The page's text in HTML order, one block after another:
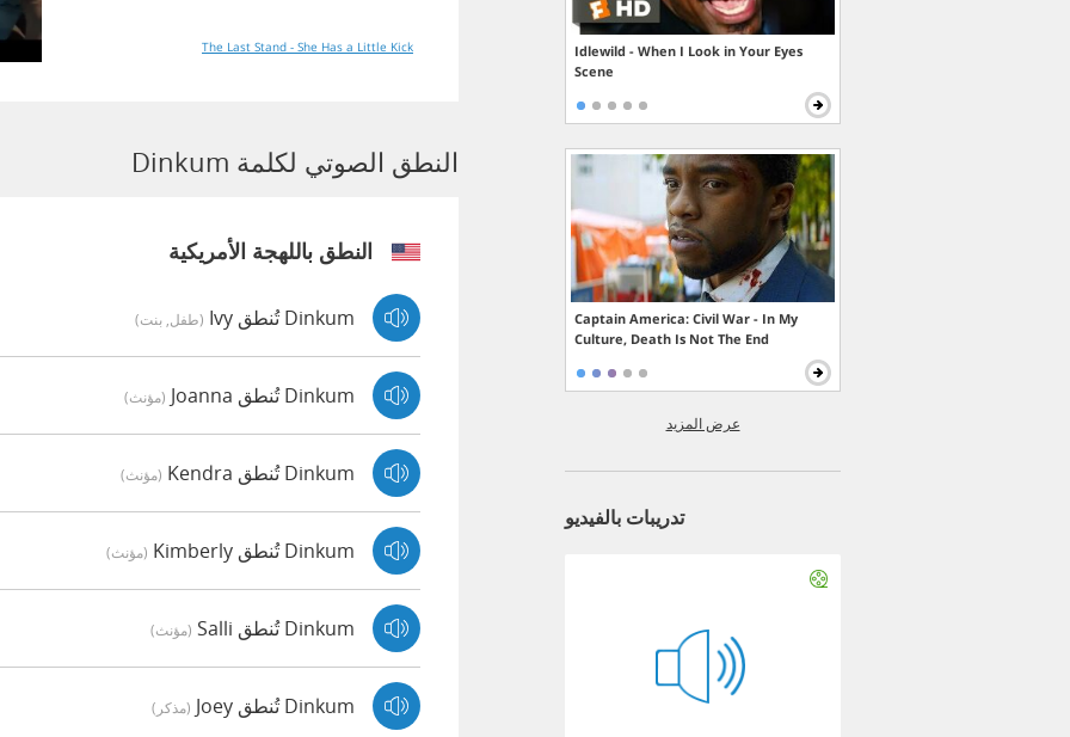
The Last Stand - She Has a Little Kick
النطق الصوتي لكلمة Dinkum
النطق باللهجة الأمريكية
Dinkum تُنطق Ivy (طفل, بنت)
Dinkum تُنطق Joanna (مؤنث)
Dinkum تُنطق Kendra (مؤنث)
Dinkum تُنطق Kimberly (مؤنث)
Dinkum تُنطق Salli (مؤنث)
Dinkum تُنطق Joey (مذكر)
Idlewild - When I Look in Your Eyes
Scene
Captain America: Civil War - In My
Culture, Death Is Not The End
عرض المزيد
تدريبات بالفيديو